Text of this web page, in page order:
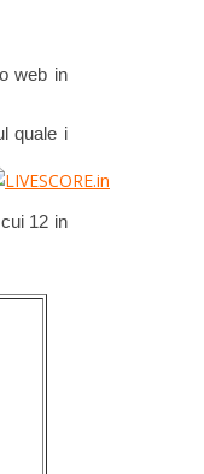
web in
quale i
12 in